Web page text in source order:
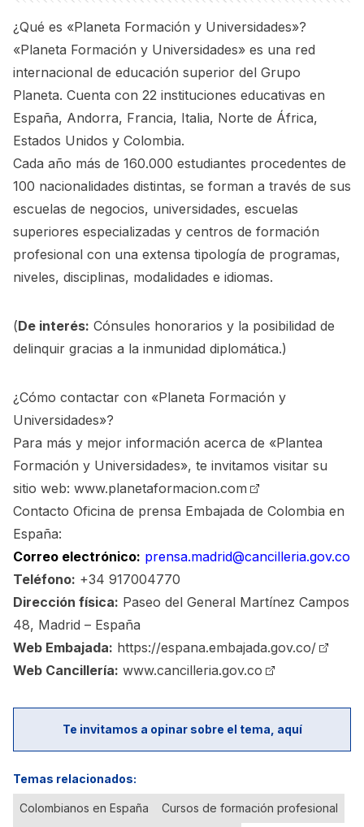
¿Qué es «Planeta Formación y Universidades»?
«Planeta Formación y Universidades» es una red
internacional de educación superior del Grupo
Planeta. Cuenta con 22 instituciones educativas en
España, Andorra, Francia, Italia, Norte de África,
Estados Unidos y Colombia.
Cada año más de 160.000 estudiantes procedentes de
100 nacionalidades distintas, se forman a través de sus
escuelas de negocios, universidades, escuelas
superiores especializadas y centros de formación
profesional con una extensa tipología de programas,
niveles, disciplinas, modalidades e idiomas.
(De interés: Cónsules honorarios y la posibilidad de
delinquir gracias a la inmunidad diplomática.)
¿Cómo contactar con «Planeta Formación y
Universidades»?
Para más y mejor información acerca de «Plantea
Formación y Universidades», te invitamos visitar su
sitio web: www.planetaformacion.com
Contacto Oficina de prensa Embajada de Colombia en
España:
Correo electrónico: prensa.madrid@cancilleria.gov.co
Teléfono: +34 917004770
Dirección física: Paseo del General Martínez Campos
48, Madrid – España
Web Embajada: https://espana.embajada.gov.co/
Web Cancillería: www.cancilleria.gov.co
Te invitamos a opinar sobre el tema, aquí
Temas relacionados:
Colombianos en España Cursos de formación profesional